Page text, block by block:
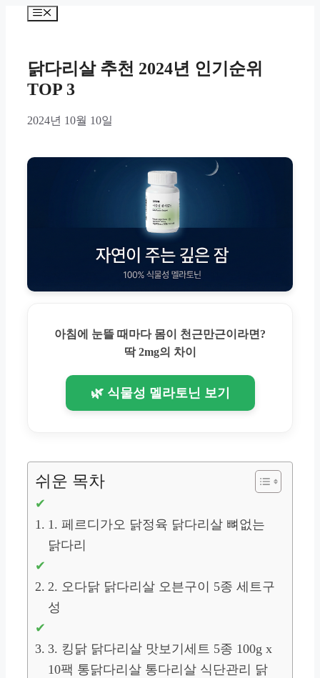
Menu
닭다리살 추천 2024년 인기순위
TOP 3
2024년 10월 10일
아침에 눈뜰 때마다 몸이 천근만근이라면?
딱 2mg의 차이
🌿 식물성 멜라토닌 보기
쉬운 목차
1. 페르디가오 닭정육 닭다리살 뼈없는
닭다리
2. 오다닭 닭다리살 오븐구이 5종 세트구
성
3. 킹닭 닭다리살 맛보기세트 5종 100g x
10팩 통닭다리살 통다리살 식단관리 닭